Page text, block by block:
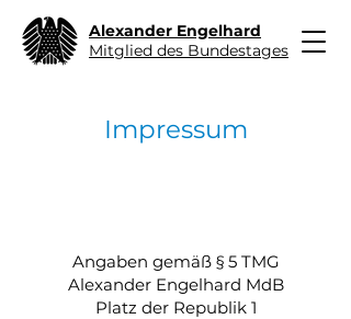
Alexander Engelhard
Mitglied des Bundestages
Impressum
Angaben gemäß § 5 TMG
Alexander Engelhard MdB
Platz der Republik 1